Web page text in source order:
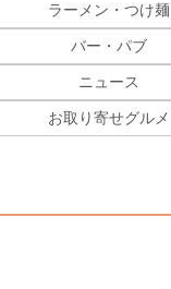
ラーメン・つけ麺
バー・パブ
ニュース
お取り寄せグルメ